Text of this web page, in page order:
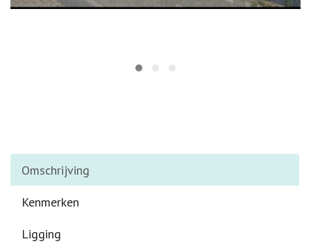
Omschrijving
Kenmerken
Ligging